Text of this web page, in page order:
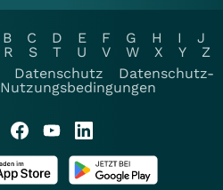
B C D E F G H I
J
R S T U V W X Y
Z
Datenschutz
Datenschutz-
Nutzungsbedingungen